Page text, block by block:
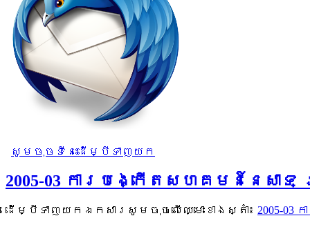
សូមចុចទីនេះដើម្បីទាញយក
2005-03 ការបង្កើតសហគមន៍នេស
ដើម្បីទាញយកឯកសារសូមចុចលើឈ្មោះខាងស្តាំ៖ 2005-